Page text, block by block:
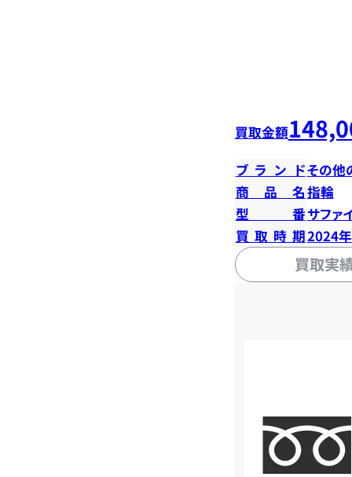
買取金額
ブランドその他
商品名指輪
型番サファ
買取時期2024
買取実